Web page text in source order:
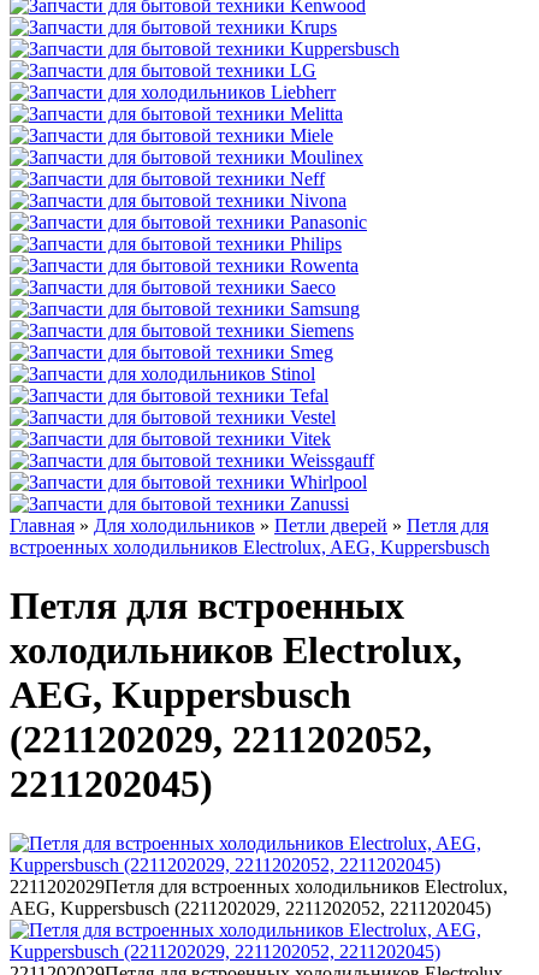
Главная » Для холодильников » Петли дверей » Петля для
встроенных холодильников Electrolux, AEG, Kuppersbusch
Петля для встроенных
холодильников Electrolux,
AEG, Kuppersbusch
(2211202029, 2211202052,
2211202045)
2211202029Петля для встроенных холодильников Electrolux,
AEG, Kuppersbusch (2211202029, 2211202052, 2211202045)